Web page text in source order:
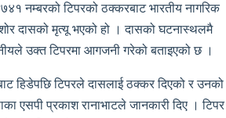
नम्बरको टिपरको ठक्करबाट भारतीय नागरिक
दासको मृत्यू भएको हो । दासको घटनास्थलमै
उक्त टिपरमा आगजनी गरेको बताइएको छ ।
हिडेपछि टिपरले दासलाई ठक्कर दिएको र उनको
एसपी प्रकाश रानाभाटले जानकारी दिए । टिपर